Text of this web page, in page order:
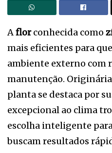
Aflorconhecida como
mais eficientes para
ambiente externo com
manutenção. Originária
planta se destaca por
excepcional ao clima
escolha inteligente
buscam resultados